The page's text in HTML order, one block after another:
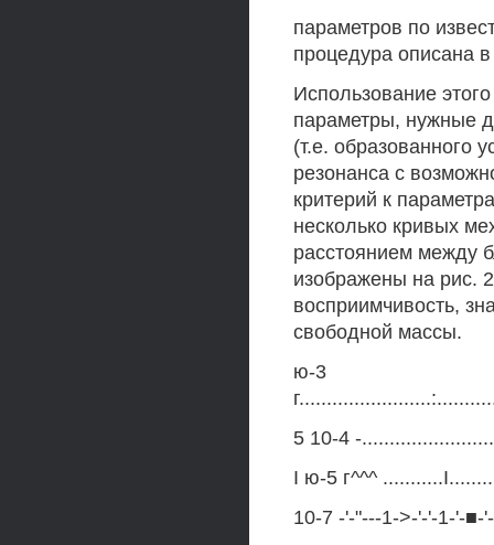
параметров по
процедура описана
Использование
параметры, нужные
(т.е. образованного
резонанса с
критерий к
несколько кривых
расстоянием между
изображены на рис.
восприимчивость,
свободной массы.
ю-3
5 10-4 -
I ю-5 г^^^
10-7 -'-"---1->-'-'-1-'-■-